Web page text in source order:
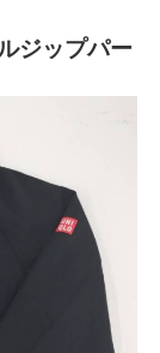
ジップパー